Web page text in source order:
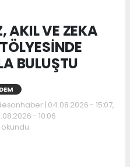
AKIL VE ZEKA
BULUŞTU
| 04.08.2026 - 15:07,
- 10:06
okundu.